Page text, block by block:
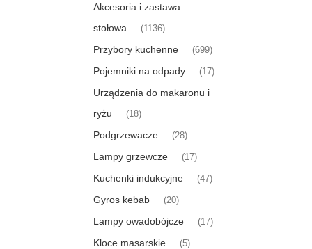
Akcesoria i zastawa
stołowa
(1136)
Przybory kuchenne (699)
Pojemniki na odpady (17)
Urządzenia do makaronu i
ryżu
(18)
Podgrzewacze (28)
Lampy grzewcze (17)
Kuchenki indukcyjne (47)
Gyros kebab (20)
Lampy owadobójcze (17)
Kloce masarskie (5)